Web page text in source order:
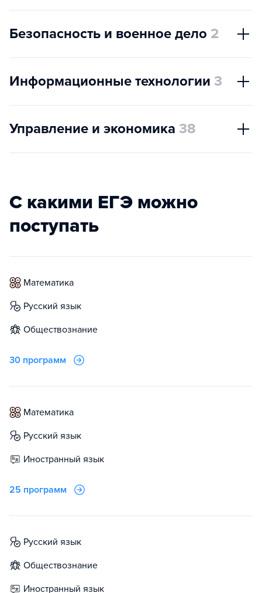
Безопасность и военное дело 2
Информационные технологии 3
Управление и экономика 38
С какими ЕГЭ можно
поступать
математика
русский язык
обществознание
30 программ
математика
русский язык
иностранный язык
25 программ
русский язык
обществознание
иностранный язык